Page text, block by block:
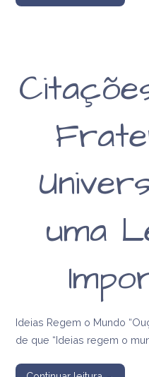
uma
Ideias Regem o Mundo
de que “Ideias regem o